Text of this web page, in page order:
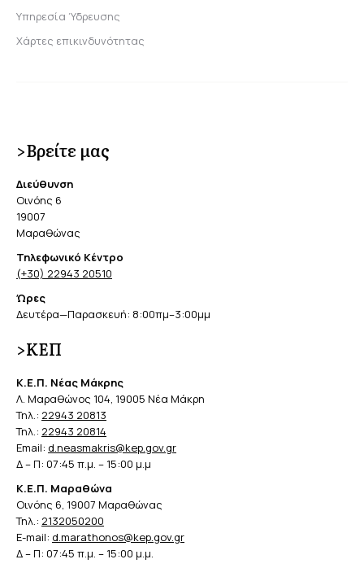
Υπηρεσία Ύδρευσης
Χάρτες επικινδυνότητας
>Βρείτε μας
Διεύθυνση
Οινόης 6
19007
Μαραθώνας
Τηλεφωνικό Κέντρο
(+30) 22943 20510
Ώρες
Δευτέρα—Παρασκευή: 8:00πμ–3:00μμ
>ΚΕΠ
Κ.Ε.Π. Νέας Μάκρης
Λ. Μαραθώνος 104, 19005 Νέα Μάκρη
Τηλ.: 22943 20813
Τηλ.: 22943 20814
Email: d.neasmakris@kep.gov.gr
Δ – Π: 07:45 π.μ. – 15:00 μ.μ
Κ.Ε.Π. Μαραθώνα
Οινόης 6, 19007 Μαραθώνας
Τηλ.: 2132050200
E-mail: d.marathonos@kep.gov.gr
Δ – Π: 07:45 π.μ. – 15:00 μ.μ.